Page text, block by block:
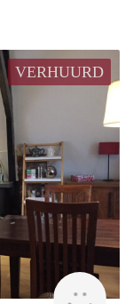
VERHUURD